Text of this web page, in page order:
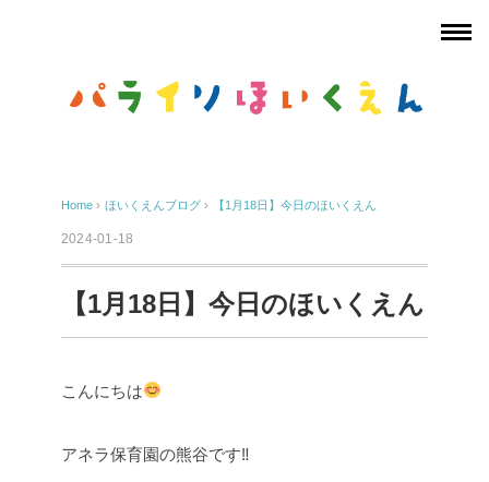
Home › ほいくえんブログ › 【1月18日】今日のほいくえん
2024-01-18
【1月18日】今日のほいくえん
こんにちは
アネラ保育園の熊谷です‼︎